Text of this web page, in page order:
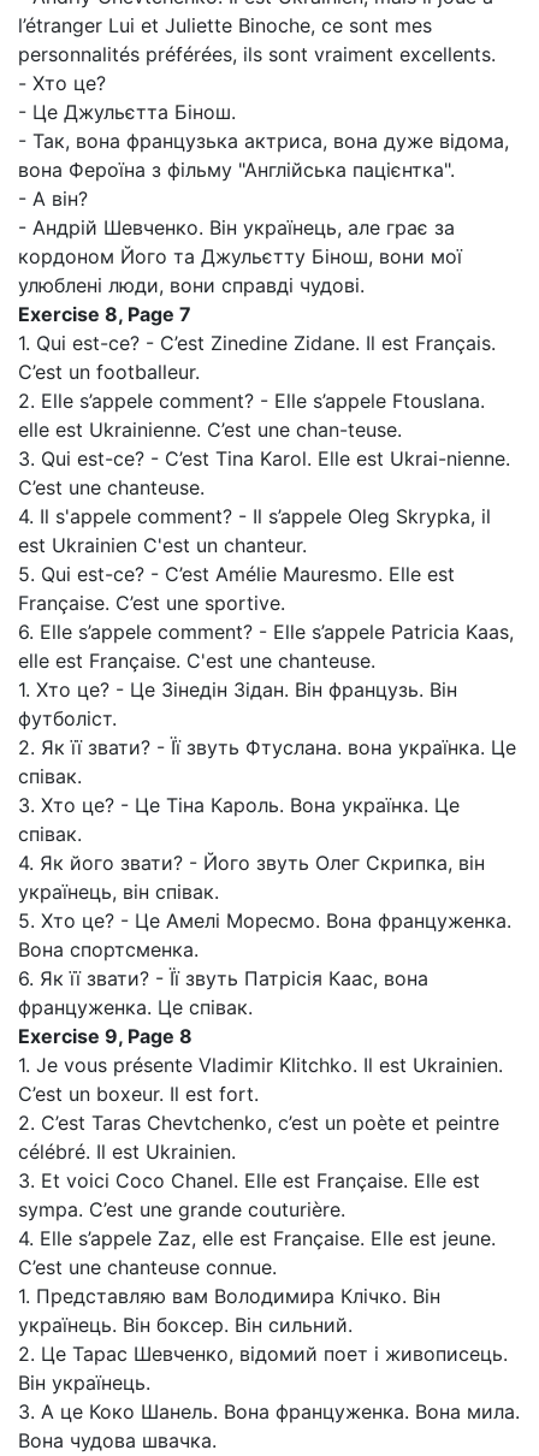
l’étranger Lui et Juliette Binoche, ce sont mes
personnalités préférées, ils sont vraiment excellents.
- Хто це?
- Це Джульєтта Бінош.
- Так, вона французька актриса, вона дуже відома,
вона Фероїна з фільму "Англійська пацієнтка".
- А він?
- Андрій Шевченко. Він українець, але грає за
кордоном Його та Джульєтту Бінош, вони мої
улюблені люди, вони справді чудові.
Exercise 8, Page 7
1. Qui est-ce? - C’est Zinedine Zidane. Il est Français.
C’est un footballeur.
2. Elle s’appele comment? - Elle s’appele Ftouslana.
elle est Ukrainienne. C’est une chan-teuse.
3. Qui est-ce? - C’est Tina Karol. Elle est Ukrai-nienne.
C’est une chanteuse.
4. Il s'appele comment? - Il s’appele Oleg Skrypka, il
est Ukrainien C'est un chanteur.
5. Qui est-ce? - C’est Amélie Mauresmo. Elle est
Française. C’est une sportive.
6. Elle s’appele comment? - Elle s’appele Patricia Kaas,
elle est Française. C'est une chanteuse.
1. Хто це? - Це Зінедін Зідан. Він французь. Він
футболіст.
2. Як її звати? - Її звуть Фтуслана. вона українка. Це
співак.
3. Хто це? - Це Тіна Кароль. Вона українка. Це
співак.
4. Як його звати? - Його звуть Олег Скрипка, він
українець, він співак.
5. Хто це? - Це Амелі Моресмо. Вона француженка.
Вона спортсменка.
6. Як її звати? - Її звуть Патрісія Каас, вона
француженка. Це співак.
Exercise 9, Page 8
1. Je vous présente Vladimir Klitchko. Il est Ukrainien.
C’est un boxeur. Il est fort.
2. C’est Taras Chevtchenko, c’est un poète et peintre
célébré. Il est Ukrainien.
3. Et voici Coco Chanel. Elle est Française. Elle est
sympa. C’est une grande couturière.
4. Elle s’appele Zaz, elle est Française. Elle est jeune.
C’est une chanteuse connue.
1. Представляю вам Володимира Клічко. Він
українець. Він боксер. Він сильний.
2. Це Тарас Шевченко, відомий поет і живописець.
Він українець.
3. А це Коко Шанель. Вона француженка. Вона мила.
Вона чудова швачка.